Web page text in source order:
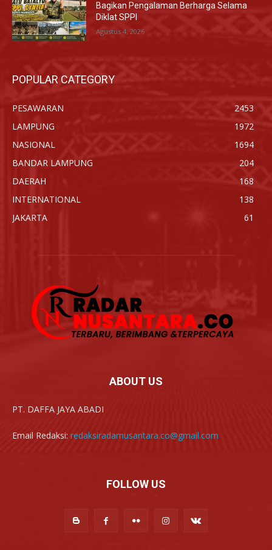
Bagikan Pengalaman Berharga Selama
Diklat SPPI
Agustus 4, 2026
POPULAR CATEGORY
PESAWARAN
2453
LAMPUNG
1972
NASIONAL
1694
BANDAR LAMPUNG
204
DAERAH
168
INTERNATIONAL
138
JAKARTA
61
ABOUT US
PT. DAFFA JAYA ABADI
Email Redaksi: redaksiradarnusantara.co@gmail.com
FOLLOW US